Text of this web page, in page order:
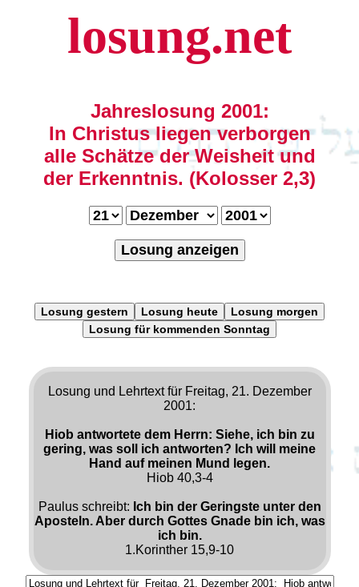
losung.net
Jahreslosung 2001:
In Christus liegen verborgen
alle Schätze der Weisheit und
der Erkenntnis. (Kolosser 2,3)
Losung anzeigen
Losung gestern Losung heute
Losung morgen
Losung für kommenden Sonntag
Losung und Lehrtext für Freitag, 21. Dezember
2001:
Hiob antwortete dem Herrn: Siehe, ich bin zu
gering, was soll ich antworten? Ich will meine
Hand auf meinen Mund legen.
Hiob 40,3-4
Paulus schreibt: Ich bin der Geringste unter den
Aposteln. Aber durch Gottes Gnade bin ich, was
ich bin.
1.Korinther 15,9-10